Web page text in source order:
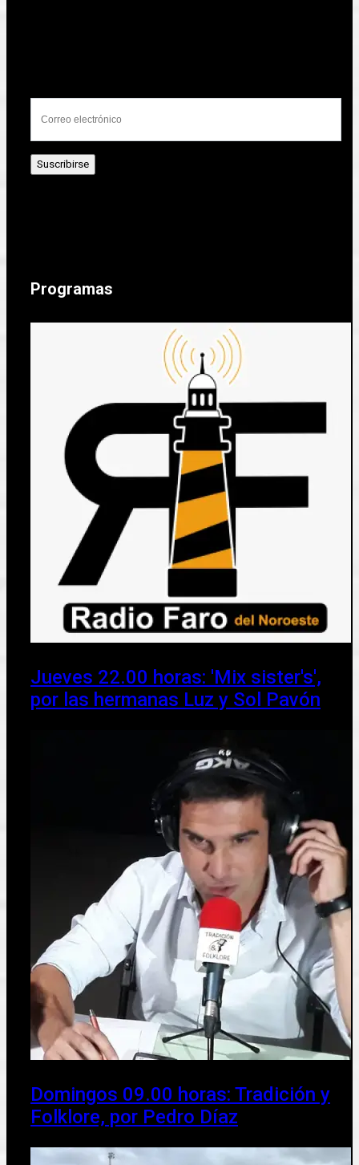
Programas
Jueves 22.00 horas: 'Mix sister's',
por las hermanas Luz y Sol Pavón
Domingos 09.00 horas: Tradición y
Folklore, por Pedro Díaz